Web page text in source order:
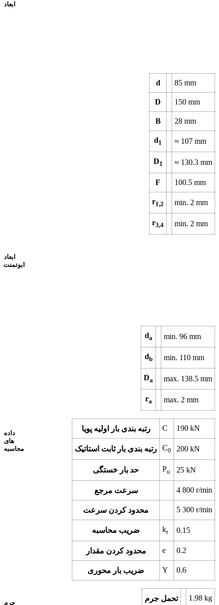
ابعاد
d 85 mm
D 150 mm
B 28 mm
d1 ≈ 107 mm
D1 ≈ 130.3 mm
F 100.5 mm
r1,2 min. 2 mm
r3,4 min. 2 mm
ابعاد
ابوتمنت
da min. 96 mm
db min. 110 mm
Da max. 138.5 mm
ra max. 2 mm
داده
های
محاسبه
رتبه بندی بار اولیه پویا C 190 kN
رتبه بندی بار ثابت استاتیک C0 200 kN
حد بار خستگی Pu 25 kN
سرعت مرجع 4 800 r/min
محدود کردن سرعت 5 300 r/min
ضریب محاسبه kr 0.15
محدود کردن مقدار e 0.2
ضریب بار محوری Y 0.6
جرم
تحمل جرم 1.98 kg